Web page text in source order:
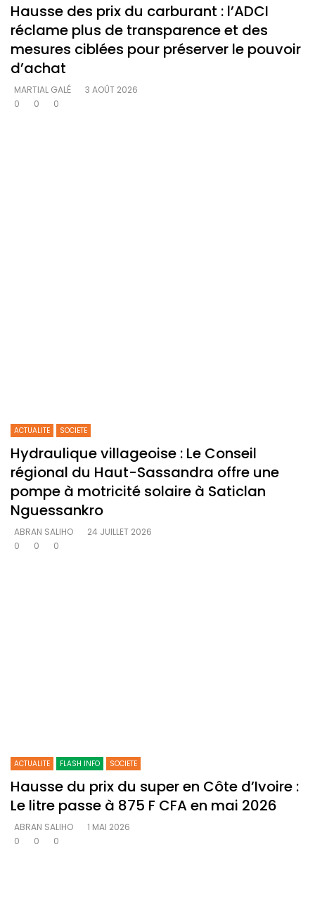
Hausse des prix du carburant : l’ADCI
réclame plus de transparence et des
mesures ciblées pour préserver le pouvoir
d’achat
MARTIAL GALÉ
3 AOÛT 2026
0
0 0
ACTUALITE SOCIETE
Hydraulique villageoise : Le Conseil
régional du Haut-Sassandra offre une
pompe à motricité solaire à Saticlan
Nguessankro
ABRAN SALIHO
24 JUILLET 2026
0
0 0
ACTUALITE FLASH INFO SOCIETE
Hausse du prix du super en Côte d’Ivoire :
Le litre passe à 875 F CFA en mai 2026
ABRAN SALIHO
1 MAI 2026
0
0 0